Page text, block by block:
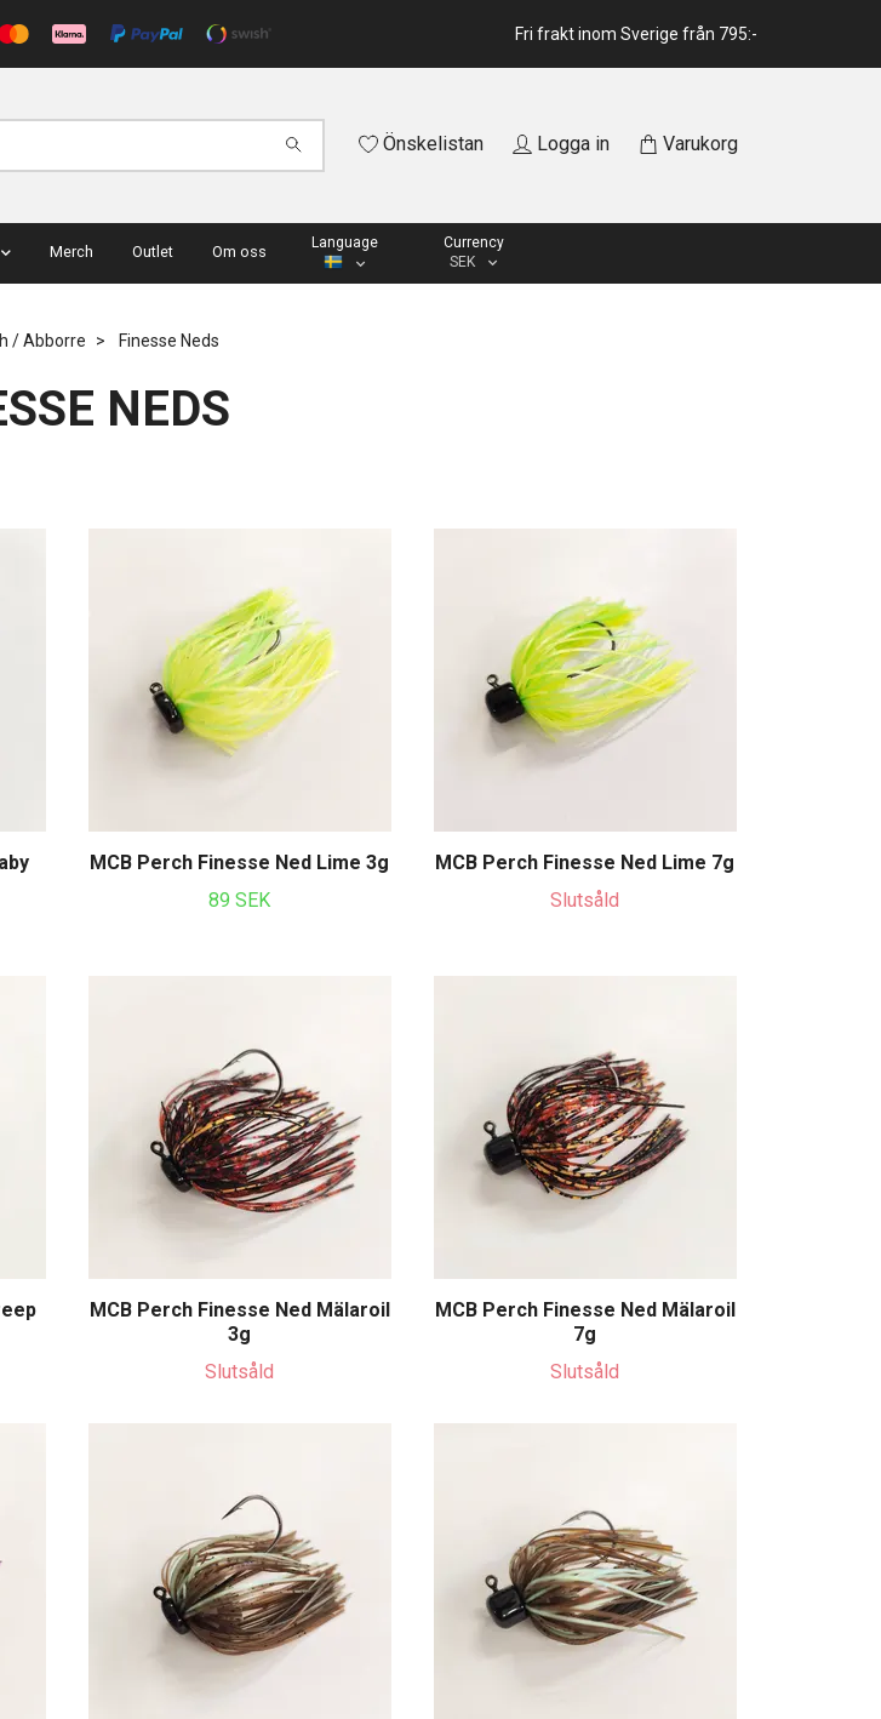
Fri frakt inom Sverige från 795:-
Önskelistan Logga in Varukorg
Merch Outlet Om oss Language
Currency
SEK
/ Abborre Finesse Neds
NEDS
MCB Perch Finesse Ned Lime 3g
89 SEK
MCB Perch Finesse Ned Lime 7g
Slutsåld
MCB Perch Finesse Ned Mälaroil
3g
Slutsåld
MCB Perch Finesse Ned Mälaroil
7g
Slutsåld